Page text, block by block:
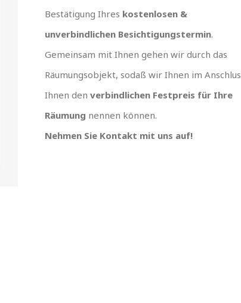
Bestätigung Ihres kostenlosen &
unverbindlichen Besichtigungstermin.
Gemeinsam mit Ihnen gehen wir durch das
Räumungsobjekt, sodaß wir Ihnen im
Ihnen denverbindlichen Festpreis für Ihre
Räumung nennen können.
Nehmen Sie Kontakt mit uns auf!